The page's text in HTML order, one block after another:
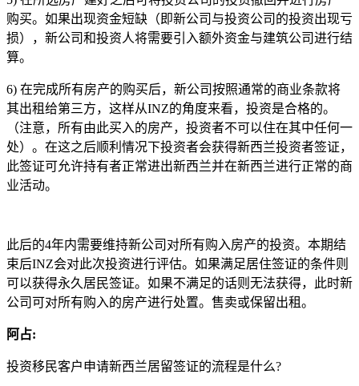
购买。如果出现资金短缺（即新公司与投资公司的投资出现亏
损），新公司和投资人将需要引入额外资金与建筑公司进行结
算。
6) 在完成所有房产的购买后，新公司按照通常的商业条款将
其出租给第三方，这样从INZ的角度来看，投资是合格的。
（注意，所有由此买入的房产，投资者不可以住在其中任何一
处）。在这之后顺利情况下投资者会获得新西兰投资者签证，
此签证可允许持有者正常进出新西兰并在新西兰进行正常的商
业活动。
此后的4年内需要维持新公司对所有购入房产的投资。本期结
束后INZ会对此次投资进行评估。如果满足居住签证的条件则
可以获得永久居民签证。如果不满足的话则无法获得，此时新
公司可对所有购入的房产进行处置。售卖或保留出租。
阿占:
投资移民客户申请新西兰居留签证的流程是什么?